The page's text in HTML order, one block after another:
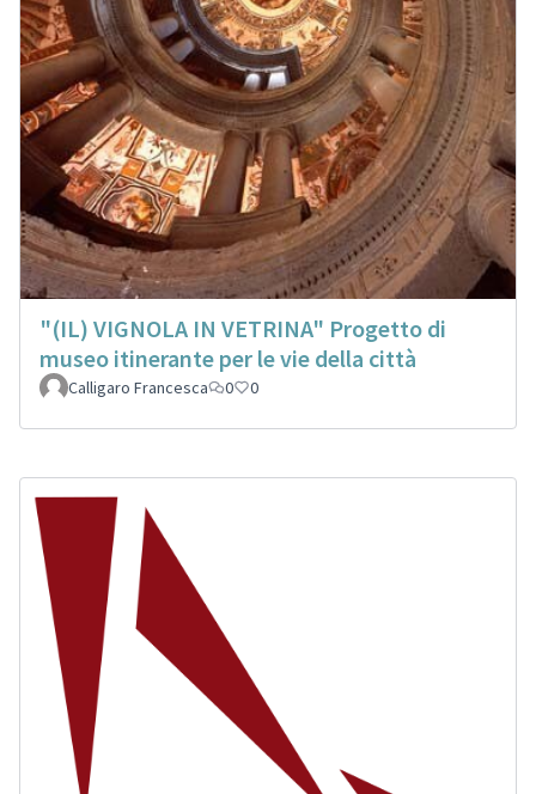
"(IL) VIGNOLA IN VETRINA" Progetto di
museo itinerante per le vie della città
Calligaro Francesca 0 0